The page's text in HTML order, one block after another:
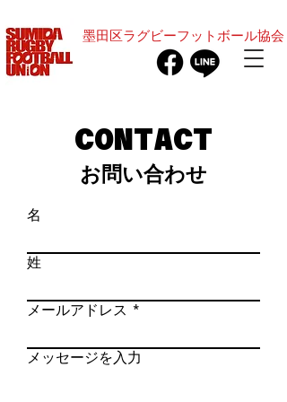
​墨田区ラグビーフットボール協会
CONTACT
お問い合わせ
名
姓
メールアドレス
メッセージを入力